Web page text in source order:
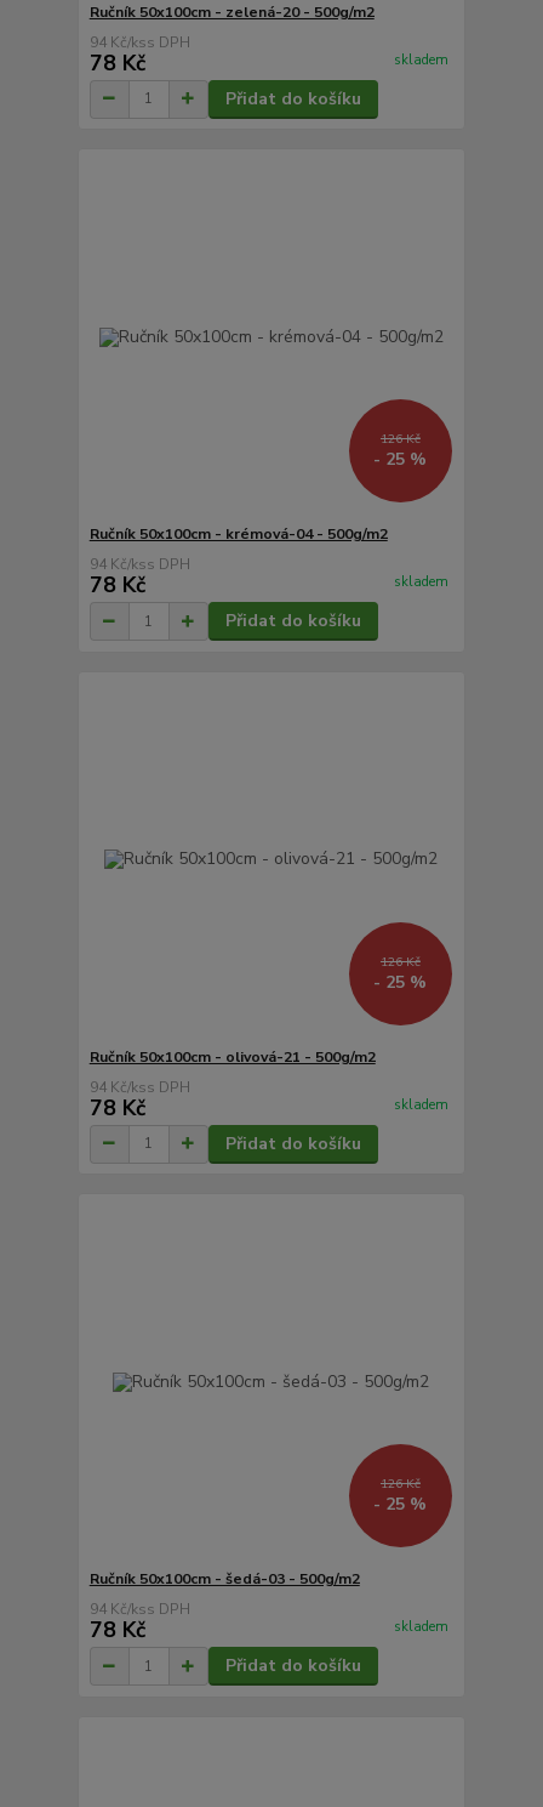
Ručník 50x100cm - zelená-20 - 500g/m2
94 Kč/ks
78 Kč skladem
Přidat do košíku
126 Kč
- 25 %
Ručník 50x100cm - krémová-04 - 500g/m2
94 Kč/ks
78 Kč skladem
Přidat do košíku
126 Kč
- 25 %
Ručník 50x100cm - olivová-21 - 500g/m2
94 Kč/ks
78 Kč skladem
Přidat do košíku
126 Kč
- 25 %
Ručník 50x100cm - šedá-03 - 500g/m2
94 Kč/ks
78 Kč skladem
Přidat do košíku